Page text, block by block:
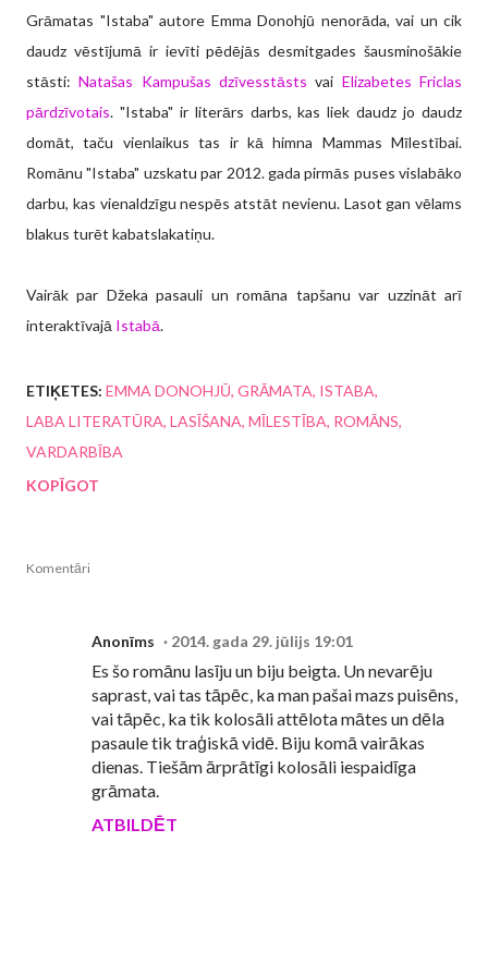
Grāmatas "Istaba" autore Emma Donohjū nenorāda, vai un cik
daudz vēstījumā ir ievīti pēdējās desmitgades šausminošākie
stāsti:Natašas Kampušas dzīvesstāsts vai Elizabetes Friclas
pārdzīvotais. "Istaba" ir literārs darbs, kas liek daudz jo daudz
domāt, taču vienlaikus tas ir kā himna Mammas Mīlestībai.
Romānu "Istaba" uzskatu par 2012. gada pirmās puses vislabāko
darbu, kas vienaldzīgu nespēs atstāt nevienu. Lasot gan vēlams
blakus turēt kabatslakatiņu.
Vairāk par Džeka pasauli un romāna tapšanu var uzzināt arī
interaktīvajā Istabā.
ETIĶETES: EMMA DONOHJŪ GRĀMATA ISTABA
LABA LITERATŪRA LASĪŠANA MĪLESTĪBA ROMĀNS
VARDARBĪBA
KOPĪGOT
Komentāri
Anonīms 2014. gada 29. jūlijs 19:01
Es šo romānu lasīju un biju beigta. Un nevarēju
saprast, vai tas tāpēc, ka man pašai mazs puisēns,
vai tāpēc, ka tik kolosāli attēlota mātes un dēla
pasaule tik traģiskā vidē. Biju komā vairākas
dienas. Tiešām ārprātīgi kolosāli iespaidīga
grāmata.
ATBILDĒT